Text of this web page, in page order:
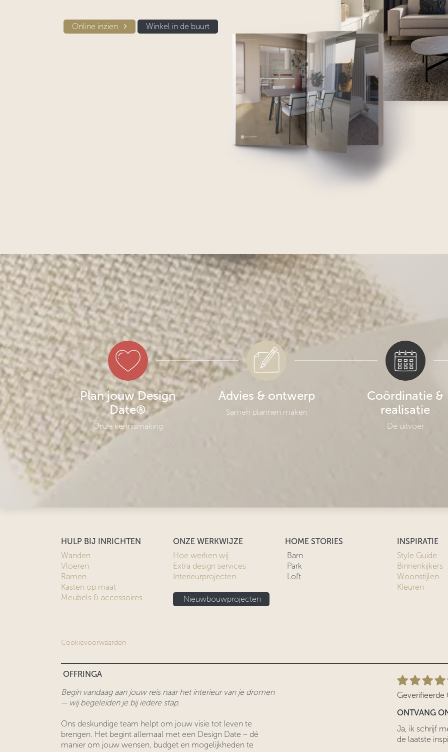
Online inzien​​ Winkel in d​​e buurt
Plan jouw Design
Date®
Onze kennismaking
Advies & ontwerp
Samen plannen maken
Coördinatie &
realisatie
De uitvoer
HULP BIJ INRICHTEN
Wanden
Vloeren
Ramen
Kasten op maat
Meubels & accessoires
ONZE WERKWIJZE
Hoe werken wij
Extra design services
Interieurprojecten
Nieuwbouwprojecten
HOME STORIES
Barn
Park
Loft
INSPIRATIE
Style Guide
Binnenkijkers
Woonstijlen
Kleuren
Cookievoorwaarden
OFFRINGA
Begin vandaag aan jouw reis naar het interieur van je dromen
— wij begeleiden je bij iedere stap.
Ons deskundige team helpt om jouw visie tot leven te
brengen. Het begint allemaal met een Design Date – dé
manier om jouw wensen, budget en mogelijkheden te
Geverifieerde
ONTVANG
Ja, ik schrijf
de laatste